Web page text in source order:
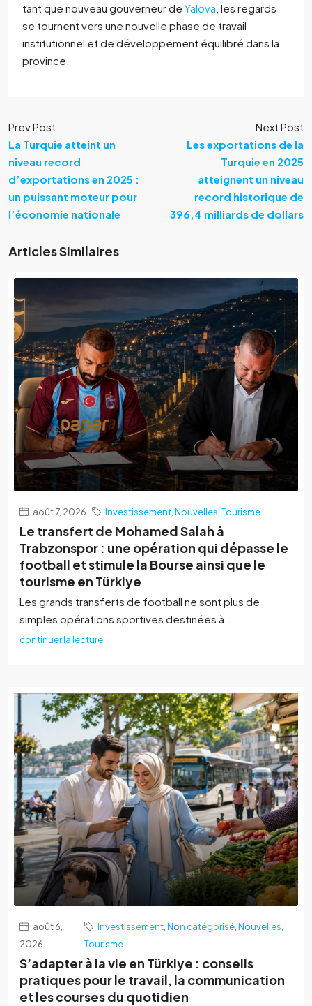
tant que nouveau gouverneur de Yalova , les regards
se tournent vers une nouvelle phase de travail
institutionnel et de développement équilibré dans la
province.
Prev Post
La Turquie atteint un
niveau record
d’exportations en 2025 :
un puissant moteur pour
l’économie nationale
Next Post
Les exportations de la
Turquie en 2025
atteignent un niveau
record historique de
396,4 milliards de dollars
Articles Similaires
août 7, 2026 Investissement Nouvelles Tourisme
Le transfert de Mohamed Salah à
Trabzonspor : une opération qui dépasse le
football et stimule la Bourse ainsi que le
tourisme en Türkiye
Les grands transferts de football ne sont plus de
simples opérations sportives destinées à...
continuer la lecture
août 6,
2026
Investissement ,Non catégorisé ,Nouvelles
Tourisme
S’adapter à la vie en Türkiye : conseils
pratiques pour le travail, la communication
et les courses du quotidien